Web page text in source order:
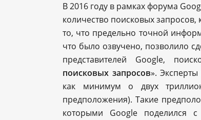
В 2016 году в рамках форума
количество поисковых
то, что предельно точной
что было озвучено, позволило
представителей Google,
поисковых запросов».
как минимум о двух
предположения). Такие
которыми Google поделился с